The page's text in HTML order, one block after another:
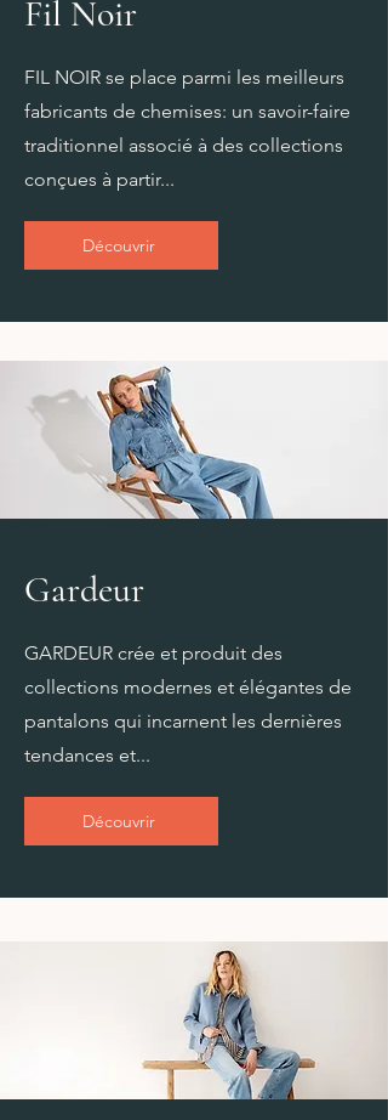
Fil Noir
FIL NOIR se place parmi les meilleurs
fabricants de chemises: un savoir-faire
traditionnel associé à des collections
conçues à partir...
Découvrir
Gardeur
GARDEUR crée et produit des
collections modernes et élégantes de
pantalons qui incarnent les dernières
tendances et...
Découvrir